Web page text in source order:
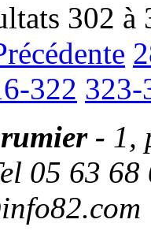
302 à
322 323-
- 1,
05 63